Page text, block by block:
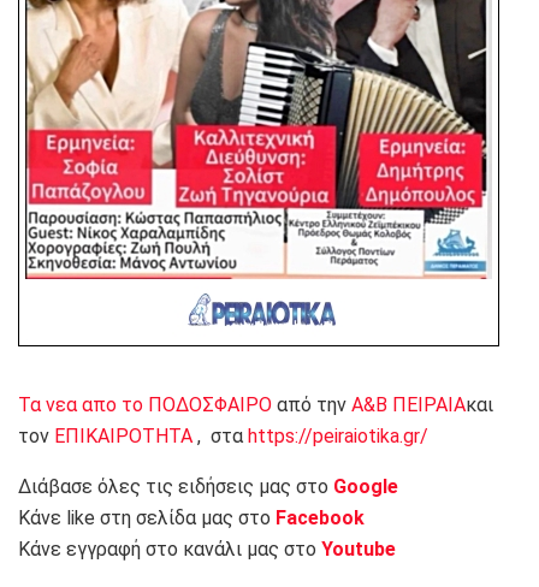
Τα νεα απο το ΠΟΔΟΣΦΑΙΡΟ από την Α&Β ΠΕΙΡΑΙΑκαι
τον ΕΠΙΚΑΙΡΟΤΗΤΑ , στα https://peiraiotika.gr/
Διάβασε όλες τις ειδήσεις μας στο Google
Κάνε like στη σελίδα μας στο Facebook
Κάνε εγγραφή στο κανάλι μας στο Youtube